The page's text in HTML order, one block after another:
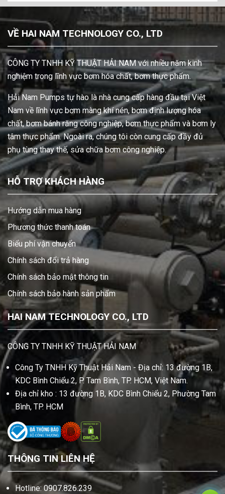
VỀ HAI NAM TECHNOLOGY CO., LTD
CÔNG TY TNHH KỸ THUẬT HẢI NAM với nhiều năm kinh
nghiệm trong lĩnh vực bơm hóa chất, bơm thực phẩm.
Hải Nam Pumps tự hào là nhà cung cấp hàng đầu tại Việt
Nam về lĩnh vực bơm màng khí nén, bơm định lượng hóa
chất, bơm bánh răng công nghiệp, bơm thực phẩm và bơm ly
tâm thực phẩm. Ngoài ra, chúng tôi còn cung cấp đầy đủ
phụ tùng thay thế, sửa chữa bơm công nghiệp.
HỖ TRỢ KHÁCH HÀNG
Hướng dẫn mua hàng
Phương thức thanh toán
Biểu phí vận chuyển
Chính sách đổi trả hàng
Chính sách bảo mật thông tin
Chính sách bảo hành sản phẩm
HAI NAM TECHNOLOGY CO., LTD
CÔNG TY TNHH KỸ THUẬT HẢI NAM
Công Ty TNHH Kỹ Thuật Hải Nam - Địa chỉ: 13 đường 1B,
KDC Bình Chiểu 2, P. Tam Bình, TP. HCM, Việt Nam.
Địa chỉ kho : 13 đường 1B, KDC Bình Chiểu 2, Phường Tam
Bình, TP. HCM
THÔNG TIN LIÊN HỆ
Hotline: 0907.826.239